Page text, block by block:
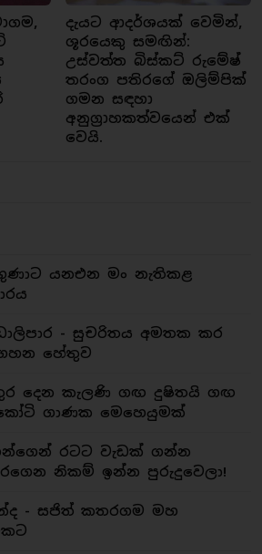
දැයට ආදර්ශයක් වෙමින්,
ශූරයෙකු සමඟින්:
උස්වත්ත බිස්කට් රුමේෂ්
තරංග පතිරගේ ඔලිම්පික්
ගමන සඳහා
අනුග්‍රාහකත්වයෙන් එක්
වෙයි.
යනඑන මං නැතිකළ
- සුචරිතය අමතක කර
හේතුව
දෙන කැලණි ගඟ දුෂිතයි ගඟ
ගාණක මෙහෙයුමක්
රටට වැඩක් ගන්න
නිකම් ඉන්න පුරුදුවෙලා!
- සජිත් කතරගම මහ